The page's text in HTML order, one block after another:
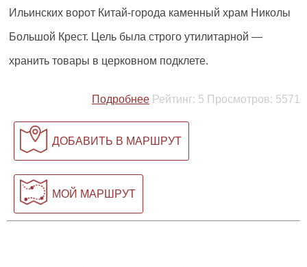
Ильинских ворот Китай-города каменный храм Николы
Большой Крест. Цель была строго утилитарной —
хранить товары в церковном подклете.
Подробнее Рейтинг: 5 Просмотров: 5571
ДОБАВИТЬ В МАРШРУТ
МОЙ МАРШРУТ